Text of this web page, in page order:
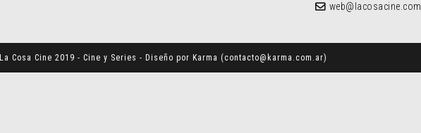
web@lacosacine.com
Cosa Cine 2019 - Cine y Series - Diseño por Karma (contacto@karma.com.ar)